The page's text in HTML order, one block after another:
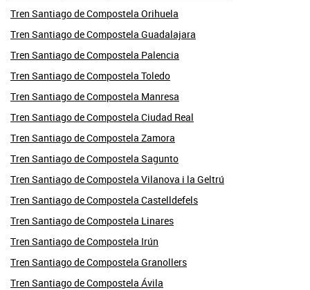
Tren Santiago de Compostela Orihuela
Tren Santiago de Compostela Guadalajara
Tren Santiago de Compostela Palencia
Tren Santiago de Compostela Toledo
Tren Santiago de Compostela Manresa
Tren Santiago de Compostela Ciudad Real
Tren Santiago de Compostela Zamora
Tren Santiago de Compostela Sagunto
Tren Santiago de Compostela Vilanova i la Geltrú
Tren Santiago de Compostela Castelldefels
Tren Santiago de Compostela Linares
Tren Santiago de Compostela Irún
Tren Santiago de Compostela Granollers
Tren Santiago de Compostela Ávila